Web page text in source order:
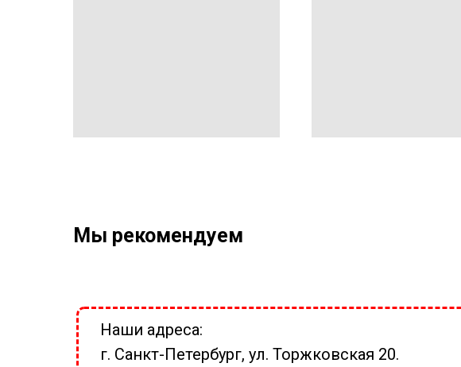
Мы рекомендуем
Наши адреса:
г. Санкт-Петербург, ул. Торжковская 20.